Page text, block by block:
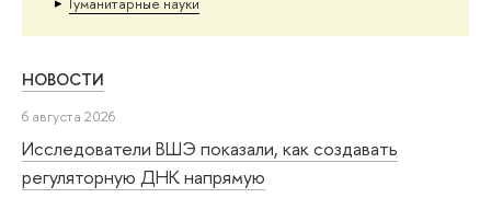
НОВОСТИ
6 августа 2026
Исследователи ВШЭ показали, как создавать
регуляторную ДНК напрямую